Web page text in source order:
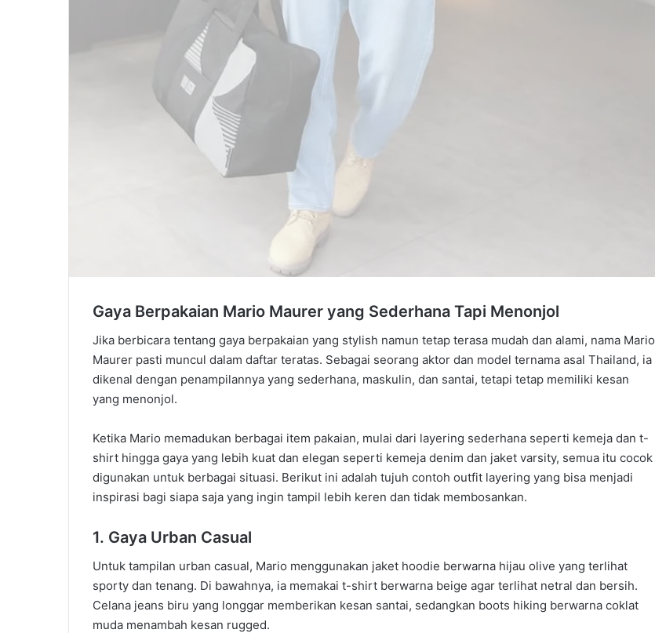
Gaya Berpakaian Mario Maurer yang Sederhana Tapi Menonjol
Jika berbicara tentang gaya berpakaian yang stylish namun tetap terasa mudah dan alami, nama Mario
Maurer pasti muncul dalam daftar teratas. Sebagai seorang aktor dan model ternama asal Thailand, ia
dikenal dengan penampilannya yang sederhana, maskulin, dan santai, tetapi tetap memiliki kesan
yang menonjol.
Ketika Mario memadukan berbagai item pakaian, mulai dari layering sederhana seperti kemeja dan t-
shirt hingga gaya yang lebih kuat dan elegan seperti kemeja denim dan jaket varsity, semua itu cocok
digunakan untuk berbagai situasi. Berikut ini adalah tujuh contoh outfit layering yang bisa menjadi
inspirasi bagi siapa saja yang ingin tampil lebih keren dan tidak membosankan.
1. Gaya Urban Casual
Untuk tampilan urban casual, Mario menggunakan jaket hoodie berwarna hijau olive yang terlihat
sporty dan tenang. Di bawahnya, ia memakai t-shirt berwarna beige agar terlihat netral dan bersih.
Celana jeans biru yang longgar memberikan kesan santai, sedangkan boots hiking berwarna coklat
muda menambah kesan rugged.